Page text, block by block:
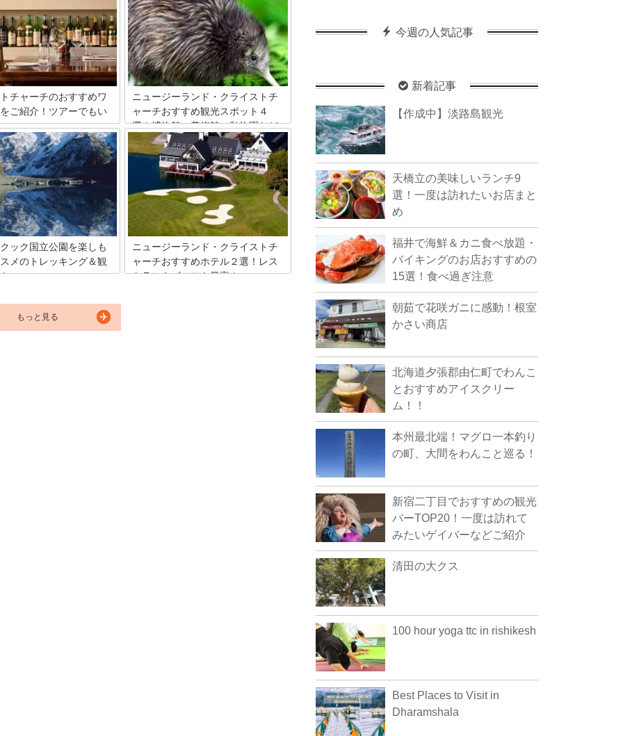
チャーチ国際空港は年間600
するニュージーランド南島空
バスやタクシー、レンタカー
内へのアクセス方法と空港で
の過ごし方をご紹介します。
便利なホテルやSIMカード、
サービスにシャワーの場所ま
る情報も盛り沢山でご案内
るクライストチャーチ。英国風の建物が
並ぶ街はおしゃれなカフェやスイーツ店
がいっぱい！現地でも美味しいものが食
べたいですよね？今回はその中でも地元
の人気店をご紹介。旅先で一息つきたい
ときの参考にしてみてください♪
チャーチのおすすめワ
ご紹介！ツアーでもい
チャーチの中でも特に人気の
リー＆お勧めワインをご紹
候を活かして作り上げられ
は世界でもトップクラスの
日本語ガイドによるワイナ
アーも開催されており、試飲
でぜひ機会があれば参加して
♪
ニュージーランド・クライストチ
ャーチおすすめ観光スポット４
選！博物館・美術館・動物園など
ニュージーランドの中で3番目に大きな
都市であるクライストチャーチ。「ガー
デンシティ」とも言われるほど美しい庭
がたくさんあり、まるで英国のような場
所。そんな美しい自然に囲まれたクライ
ストチャーチの訪れるべき博物館や美術
館、動物園を紹介します！
ック国立公園を楽しも
メのトレッキング＆観
な自然を感じるスポット「マ
ック国立公園」。マオリ語で
」（雲を突き抜ける山）と呼
ニュージーランド・クライストチ
ャーチおすすめホテル２選！レス
トランもゴルフも最高！
もっと見る
今週の人気記事
新着記事
【作成中】淡路島観光
天橋立の美味しいランチ9
選！一度は訪れたいお店まと
め
福井で海鮮＆カニ食べ放題・
バイキングのお店おすすめの
15選！食べ過ぎ注意
朝茹で花咲ガニに感動！根室
かさい商店
北海道夕張郡由仁町でわんこ
とおすすめアイスクリー
ム！！
本州最北端！マグロ一本釣り
の町、大間をわんこと巡る！
新宿二丁目でおすすめの観光
バーTOP20！一度は訪れて
みたいゲイバーなどご紹介
清田の大クス
100 hour yoga ttc in rishikesh
Best Places to Visit in
Dharamshala